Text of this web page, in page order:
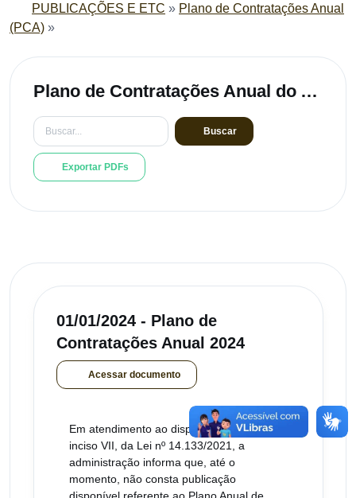
PUBLICAÇÕES E ETC » Plano de Contratações Anual
(PCA) »
Plano de Contratações Anual do Ano de 2024
Buscar
Exportar PDFs
01/01/2024 - Plano de
Contratações Anual 2024
Acessar documento
Em atendimento ao disposto no art. 12,
inciso VII, da Lei nº 14.133/2021, a
administração informa que, até o
momento, não consta publicação